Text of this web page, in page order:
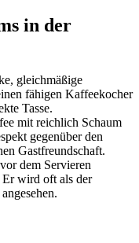
in der
gleichmäßige
fähigen Kaffeekocher
Tasse.
mit reichlich Schaum
gegenüber den
Gastfreundschaft.
dem Servieren
Er wird oft als der